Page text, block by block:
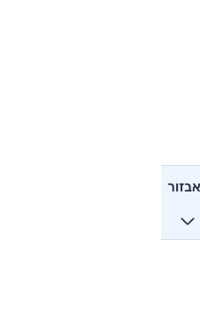
אבזור